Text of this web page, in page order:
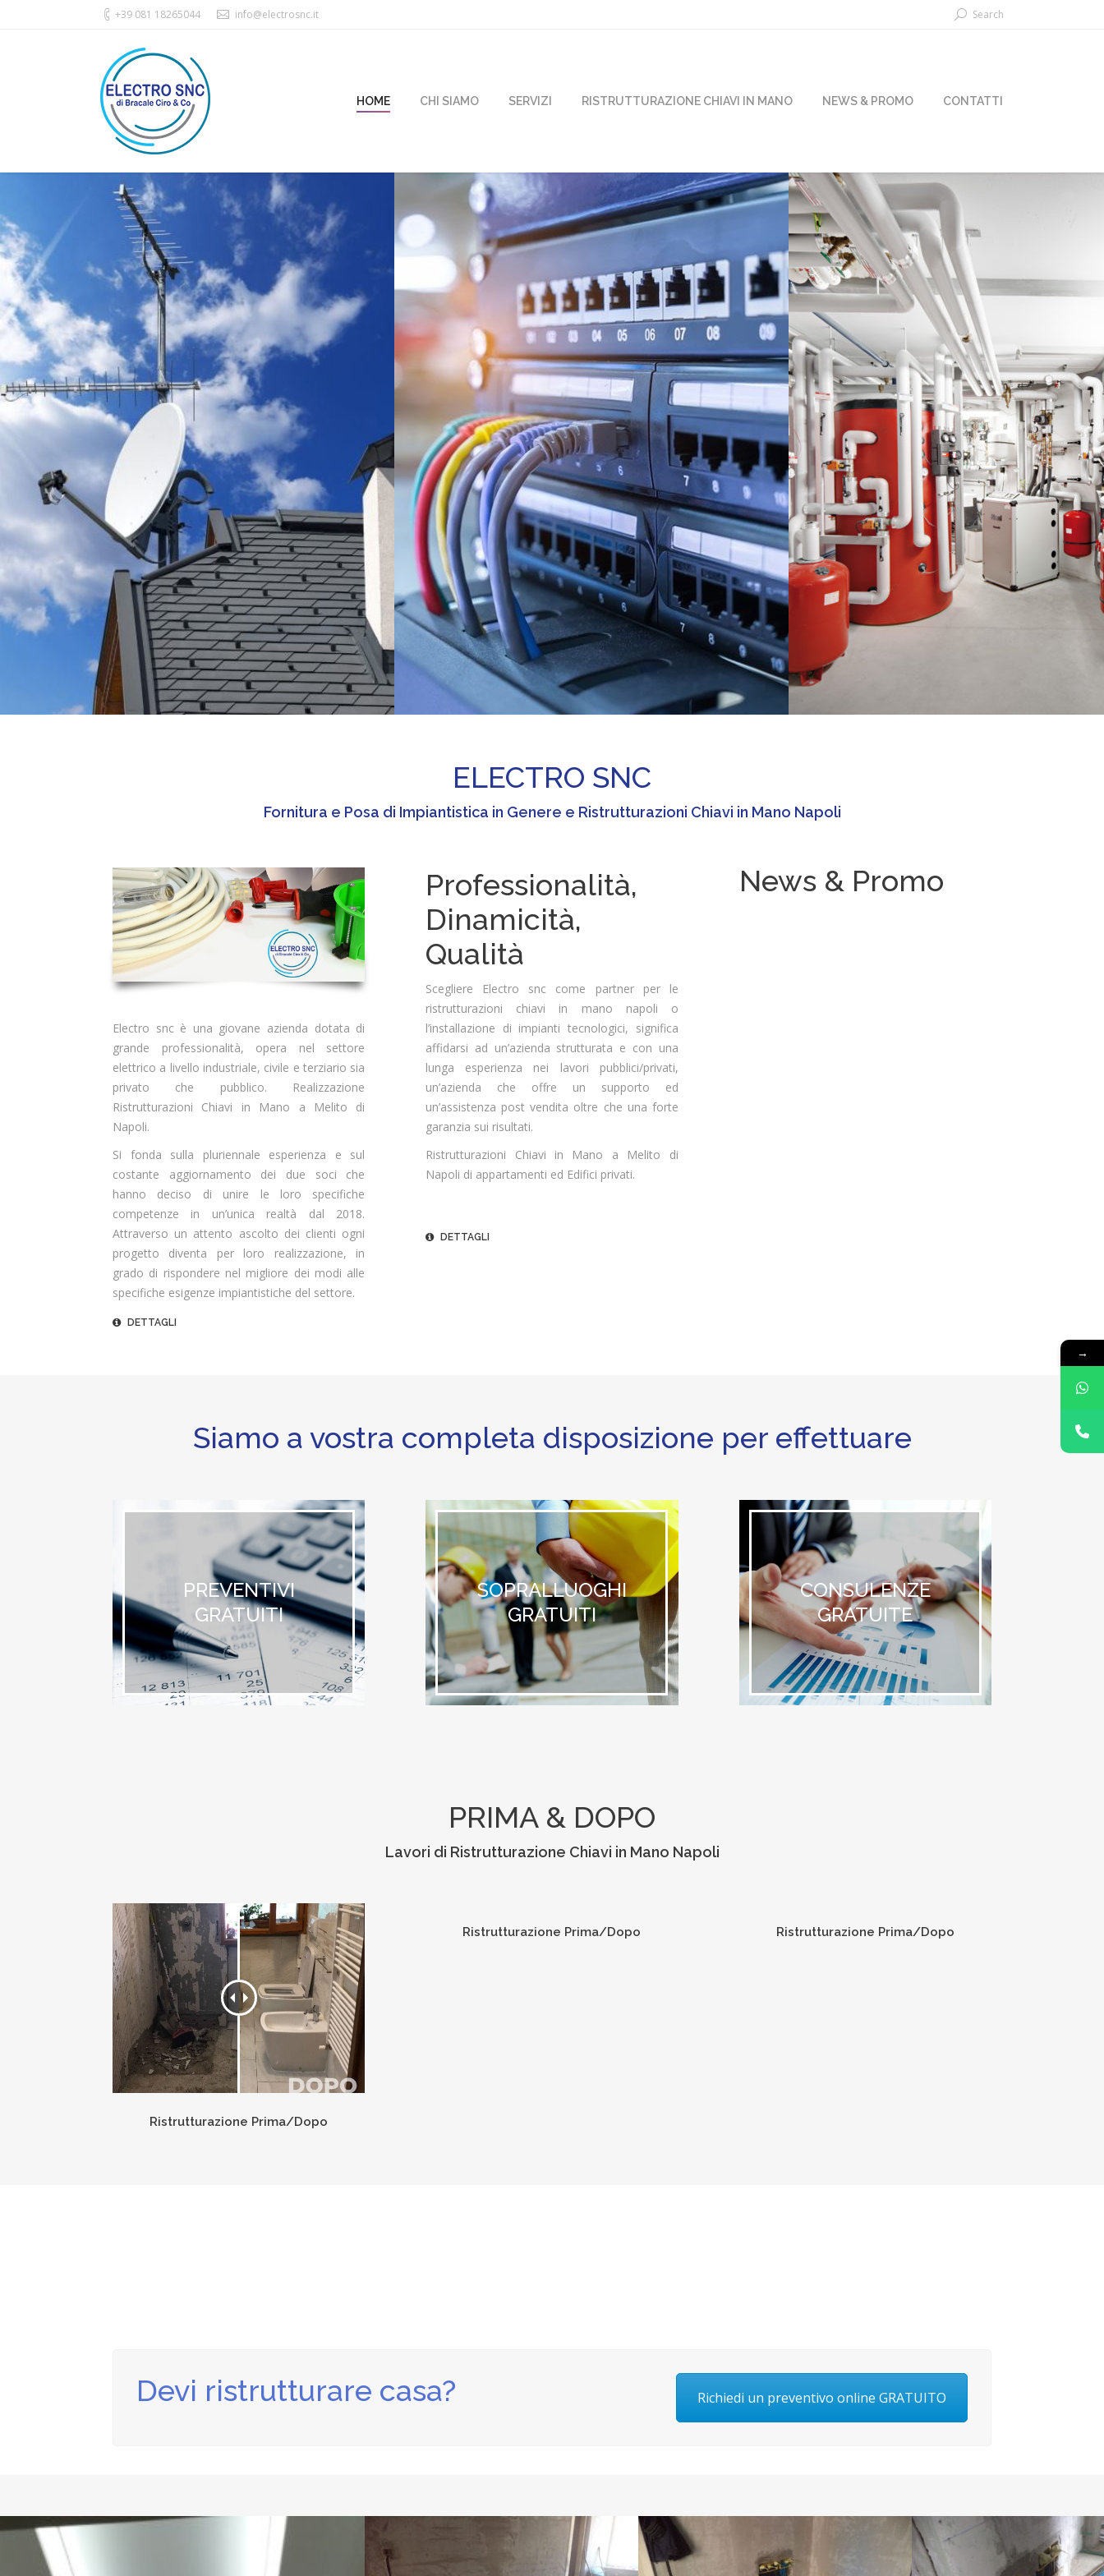
+39 081 18265044 info@electrosnc.it Search
HOME CHI SIAMO SERVIZI RISTRUTTURAZIONE CHIAVI IN MANO NEWS & PROMO CONTATTI
ELECTRO SNC
Fornitura e Posa di Impiantistica in Genere e Ristrutturazioni Chiavi in Mano Napoli
Electro snc è una giovane azienda dotata di
grande professionalità, opera nel settore
elettrico a livello industriale, civile e terziario sia
privato che pubblico. Realizzazione
Ristrutturazioni Chiavi in Mano a Melito di
Napoli.
Si fonda sulla pluriennale esperienza e sul
costante aggiornamento dei due soci che
hanno deciso di unire le loro specifiche
competenze in un’unica realtà dal 2018.
Attraverso un attento ascolto dei clienti ogni
progetto diventa per loro realizzazione, in
grado di rispondere nel migliore dei modi alle
specifiche esigenze impiantistiche del settore.
DETTAGLI
Professionalità,
Dinamicità,
Qualità
Scegliere Electro snc come partner per le
ristrutturazioni chiavi in mano napoli o
l’installazione di impianti tecnologici, significa
affidarsi ad un’azienda strutturata e con una
lunga esperienza nei lavori pubblici/privati,
un’azienda che offre un supporto ed
un’assistenza post vendita oltre che una forte
garanzia sui risultati.
Ristrutturazioni Chiavi in Mano a Melito di
Napoli di appartamenti ed Edifici privati.
DETTAGLI
News & Promo
Siamo a vostra completa disposizione per effettuare
PREVENTIVI
GRATUITI
SOPRALLUOGHI
GRATUITI
CONSULENZE
GRATUITE
PRIMA & DOPO
Lavori di Ristrutturazione Chiavi in Mano Napoli
Ristrutturazione Prima/Dopo
Ristrutturazione Prima/Dopo Ristrutturazione Prima/Dopo
Devi ristrutturare casa? Richiedi un preventivo online GRATUITO
→